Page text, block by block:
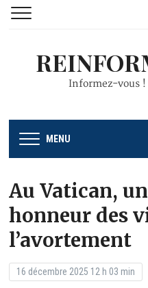
Informez-vous
MENU
Au Vatican,
honneur des
l’avortement
16 décembre 2025 12 h 03 min